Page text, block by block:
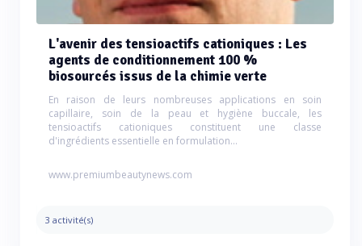
L'avenir des tensioactifs cationiques : Les
agents de conditionnement 100 %
biosourcés issus de la chimie verte
En raison de leurs nombreuses applications en soin
capillaire, soin de la peau et hygiène buccale, les
tensioactifs cationiques constituent une classe
d'ingrédients essentielle en formulation...
www.premiumbeautynews.com
3 activité(s)